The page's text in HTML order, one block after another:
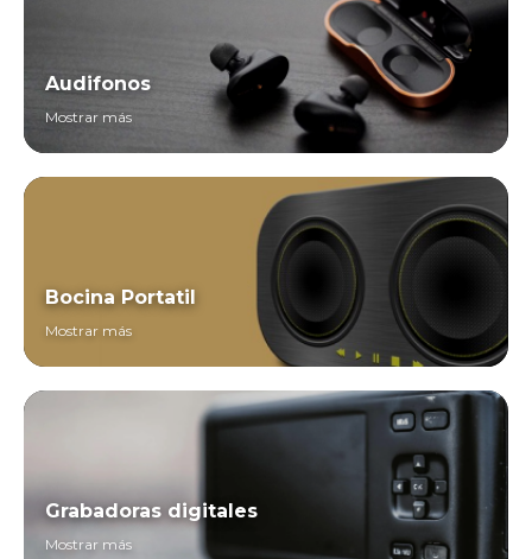
Audifonos
Mostrar más
Bocina Portatil
Mostrar más
Grabadoras digitales
Mostrar más